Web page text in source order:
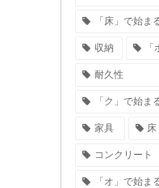
「床」で始ま
収納
耐久性
「ク」で始ま
家具 床
コンクリート
「オ」で始ま